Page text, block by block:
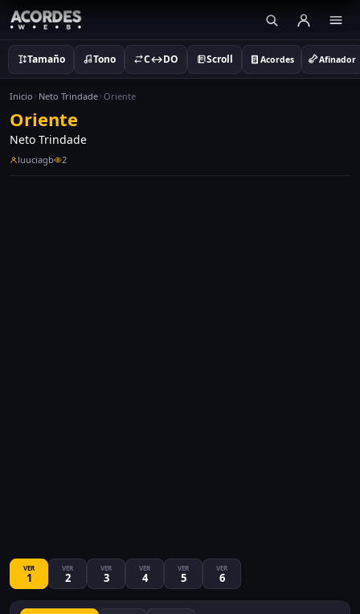
Tamaño Tono C↔DO Scroll Acordes Afinador
Inicio Neto Trindade Oriente
Oriente
Neto Trindade
luuciagb 2
VER
1
VER
2
VER
3
VER
4
VER
5
VER
6